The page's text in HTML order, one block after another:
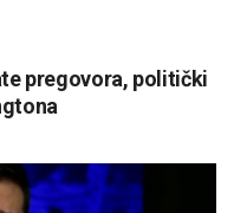
pregovora, politički